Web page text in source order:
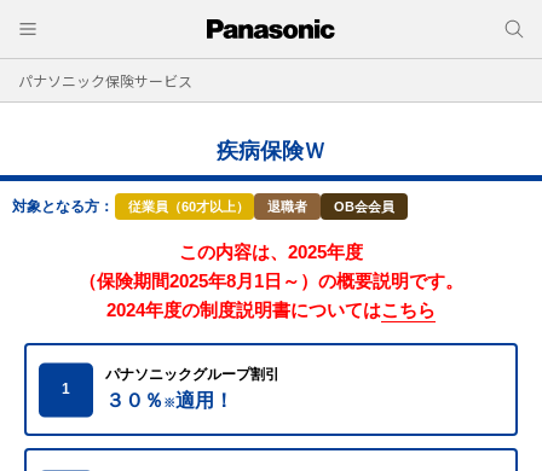
パナソニック保険サービス
疾病保険Ｗ
対象となる方： 従業員（60才以上） 退職者 OB会会員
この内容は、2025年度
（保険期間2025年8月1日～）の概要説明です。
2024年度の制度説明書についてはこちら
1
パナソニックグループ割引
３０％ ※適用！